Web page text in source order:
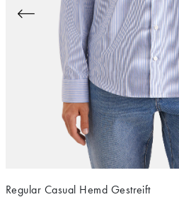
Regular Casual Hemd Gestreift